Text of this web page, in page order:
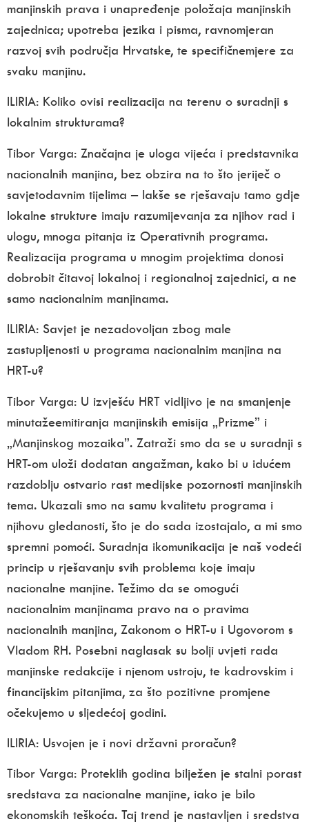
manjinskih prava i unapređenje položaja manjinskih
zajednica; upotreba jezika i pisma, ravnomjeran
razvoj svih područja Hrvatske, te specifičnemjere za
svaku manjinu.
ILIRIA: Koliko ovisi realizacija na terenu o suradnji s
lokalnim strukturama?
Tibor Varga: Značajna je uloga vijeća i predstavnika
nacionalnih manjina, bez obzira na to što jeriječ o
savjetodavnim tijelima – lakše se rješavaju tamo gdje
lokalne strukture imaju razumijevanja za njihov rad i
ulogu, mnoga pitanja iz Operativnih programa.
Realizacija programa u mnogim projektima donosi
dobrobit čitavoj lokalnoj i regionalnoj zajednici, a ne
samo nacionalnim manjinama.
ILIRIA: Savjet je nezadovoljan zbog male
zastupljenosti u programa nacionalnim manjina na
HRT-u?
Tibor Varga: U izvješću HRT vidljivo je na smanjenje
minutažeemitiranja manjinskih emisija „Prizme” i
„Manjinskog mozaika”. Zatraži smo da se u suradnji s
HRT-om uloži dodatan angažman, kako bi u idućem
razdoblju ostvario rast medijske pozornosti manjinskih
tema. Ukazali smo na samu kvalitetu programa i
njihovu gledanosti, što je do sada izostajalo, a mi smo
spremni pomoći. Suradnja ikomunikacija je naš vodeći
princip u rješavanju svih problema koje imaju
nacionalne manjine. Težimo da se omogući
nacionalnim manjinama pravo na o pravima
nacionalnih manjina, Zakonom o HRT-u i Ugovorom s
Vladom RH. Posebni naglasak su bolji uvjeti rada
manjinske redakcije i njenom ustroju, te kadrovskim i
financijskim pitanjima, za što pozitivne promjene
očekujemo u sljedećoj godini.
ILIRIA: Usvojen je i novi državni proračun?
Tibor Varga: Proteklih godina bilježen je stalni porast
sredstava za nacionalne manjine, iako je bilo
ekonomskih teškoća. Taj trend je nastavljen i sredstva